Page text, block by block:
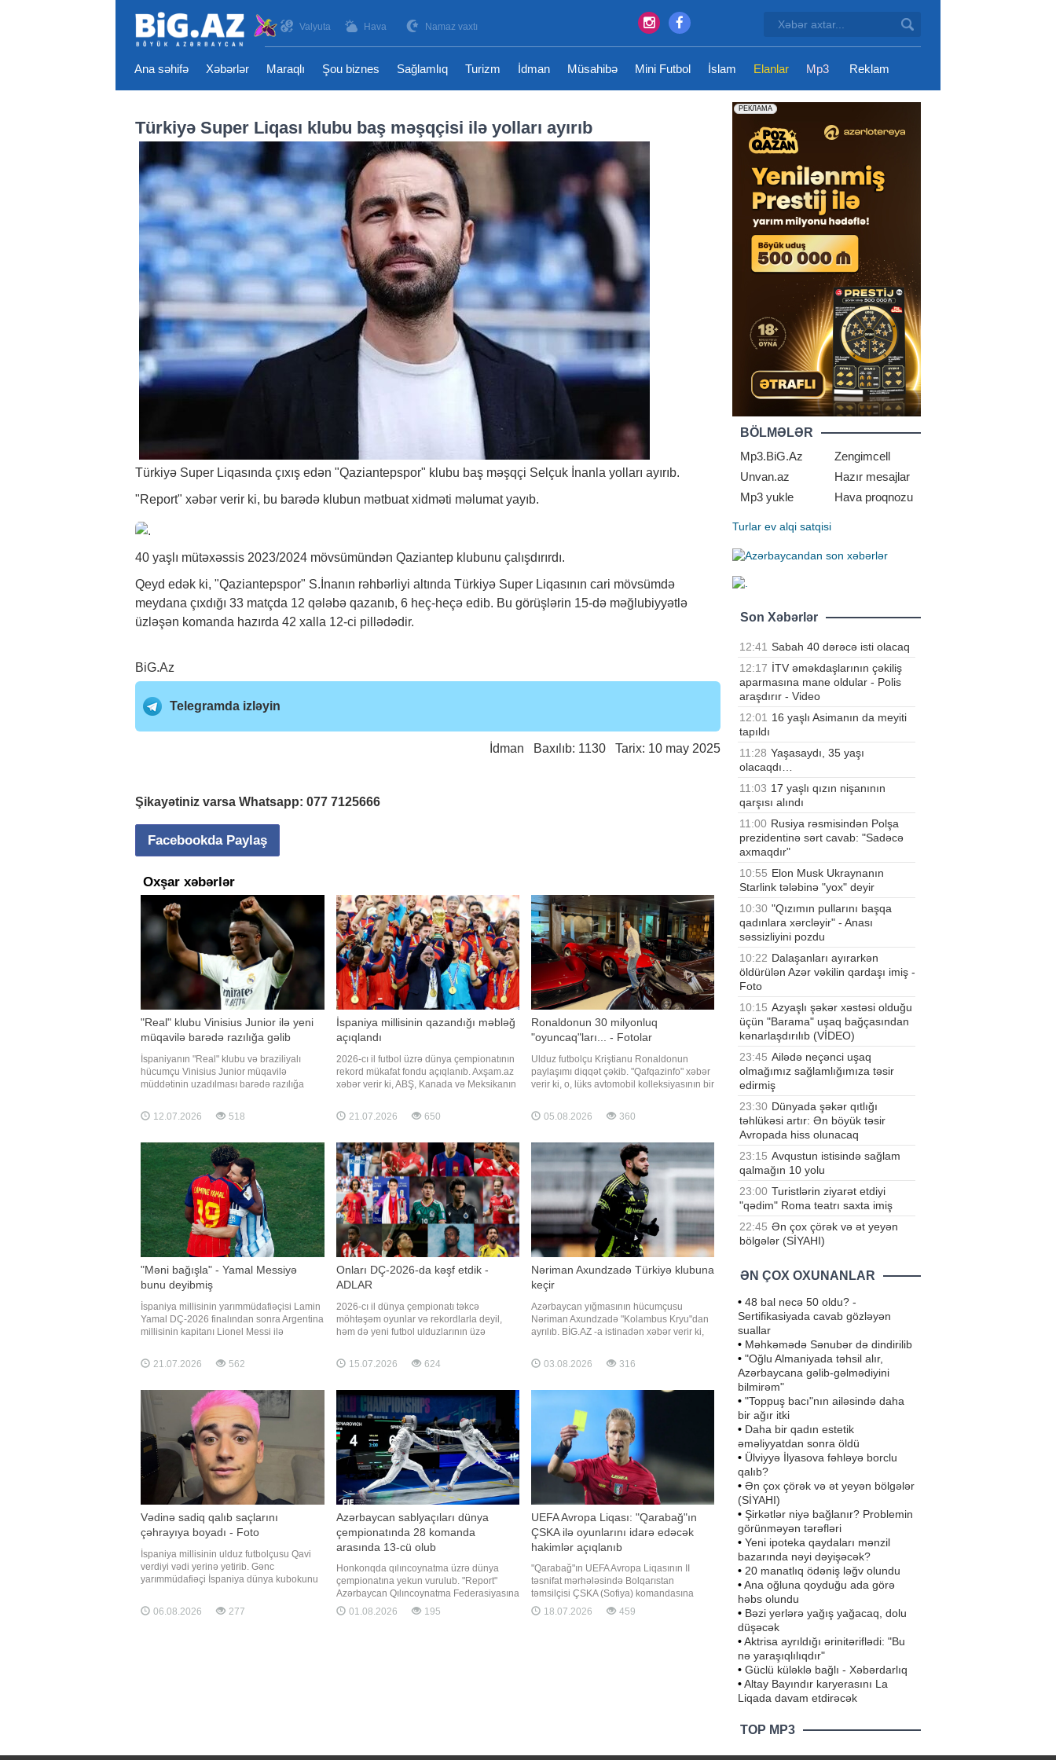
Valyuta Hava Namaz vaxtı
Ana səhifə Xəbərlər Maraqlı Şou biznes Sağlamlıq Turizm İdman Müsahibə Mini Futbol İslam Elanlar Mp3 Reklam
Türkiyə Super Liqası klubu baş məşqçisi ilə yolları ayırıb
Türkiyə Super Liqasında çıxış edən "Qaziantepspor" klubu baş məşqçi Selçuk İnanla yolları ayırıb.
"Report" xəbər verir ki, bu barədə klubun mətbuat xidməti məlumat yayıb.
40 yaşlı mütəxəssis 2023/2024 mövsümündən Qaziantep klubunu çalışdırırdı.
Qeyd edək ki, "Qaziantepspor" S.İnanın rəhbərliyi altında Türkiyə Super Liqasının cari mövsümdə
meydana çıxdığı 33 matçda 12 qələbə qazanıb, 6 heç-heçə edib. Bu görüşlərin 15-də məğlubiyyətlə
üzləşən komanda hazırda 42 xalla 12-ci pillədədir.
BiG.Az
Telegramda izləyin
İdman Baxılıb: 1130 Tarix: 10 may 2025
Şikayətiniz varsa Whatsapp: 077 7125666
Facebookda Paylaş
Oxşar xəbərlər
"Real" klubu Vinisius Junior ilə yeni
müqavilə barədə razılığa gəlib
İspaniyanın "Real" klubu və braziliyalı
hücumçu Vinisius Junior müqavilə
müddətinin uzadılması barədə razılığa
"Madrid Zone" məlumat yayıb. Müqavilənin
imzalanması üçün rəsmi görüşün iyulun
12.07.2026 518
İspaniya millisinin qazandığı məbləğ
açıqlandı
2026-cı il futbol üzrə dünya çempionatının
rekord mükafat fondu açıqlanıb. Axşam.az
xəbər verir ki, ABŞ, Kanada və Meksikanın
mükafat fondu tarixdə ilk dəfə 871 milyon
dollar təşkil edib. Turnirin qalibi olan
məbləğdə pu
21.07.2026 650
Ronaldonun 30 milyonluq
"oyuncaq"ları... - Fotolar
Ulduz futbolçu Kriştianu Ronaldonun
paylaşımı diqqət çəkib. "Qafqazinfo" xəbər
verir ki, o, lüks avtomobil kolleksiyasının bir
paylaşıb. Paylaşıma qısa müddət ərzində
11 milyondan çox bəyənmə, 200 minə
05.08.2026 360
"Məni bağışla" - Yamal Messiyə
bunu deyibmiş
İspaniya millisinin yarımmüdafiəçisi Lamin
Yamal DÇ-2026 finalından sonra Argentina
millisinin kapitanı Lionel Messi ilə
"Qafqazinfo" xarici KİV-ə istinadən xəbər
verir ki, Yamal Messidən bağışlanmasını
21.07.2026 562
Onları DÇ-2026-da kəşf etdik -
ADLAR
2026-cı il dünya çempionatı təkcə
möhtəşəm oyunlar və rekordlarla deyil,
həm də yeni futbol ulduzlarının üzə
gözlənilməz performans sərgiləyən bir sıra
futbolçular həm komandalarının uğurunda
klublarının diqqət mərkəzinə düşdü
15.07.2026 624
Nəriman Axundzadə Türkiyə klubuna
keçir
Azərbaycan yığmasının hücumçusu
Nəriman Axundzadə "Kolambus Kryu"dan
ayrılıb. BİG.AZ -a istinadən xəbər verir ki,
davam etdirəcək. O, gələn mövsümdən
Super Liqada mübarizə aparacaq
03.08.2026 316
Vədinə sadiq qalıb saçlarını
çəhrayıya boyadı - Foto
İspaniya millisinin ulduz futbolçusu Qavi
verdiyi vədi yerinə yetirib. Gənc
yarımmüdafiəçi İspaniya dünya kubokunu
boyayacağını açıqlamışdı və
çempionluqdan sonra bu addımı atıb.
06.08.2026 277
Azərbaycan sablyaçıları dünya
çempionatında 28 komanda
arasında 13-cü olub
Honkonqda qılıncoynatma üzrə dünya
çempionatına yekun vurulub. "Report"
Azərbaycan Qılıncoynatma Federasiyasına
istinadən xəbər verir ki, Anna Başta, Palina
Kaspiaroviç, Səbinə Kərimova və Zərifə
01.08.2026 195
UEFA Avropa Liqası: "Qarabağ"ın
ÇSKA ilə oyunlarını idarə edəcək
hakimlər açıqlanıb
"Qarabağ"ın UEFA Avropa Liqasının II
təsnifat mərhələsində Bolqarıstan
təmsilçisi ÇSKA (Sofiya) komandasına
qarşı keçirəcəyi hər iki oyunun hakim
təyinatları müəyyənləşib. "Report"un
18.07.2026 459
BÖLMƏLƏR
Mp3.BiG.Az
Zengimcell
Unvan.az
Hazır mesajlar
Mp3 yukle
Hava proqnozu
Turlar ev alqi satqisi
Son Xəbərlər
12:41 Sabah 40 dərəcə isti olacaq
12:17 İTV əməkdaşlarının çəkiliş
aparmasına mane oldular - Polis
araşdırır - Video
12:01 16 yaşlı Asimanın da meyiti
tapıldı
11:28 Yaşasaydı, 35 yaşı
olacaqdı…
11:03 17 yaşlı qızın nişanının
qarşısı alındı
11:00 Rusiya rəsmisindən Polşa
prezidentinə sərt cavab: "Sadəcə
axmaqdır"
10:55 Elon Musk Ukraynanın
Starlink tələbinə "yox" deyir
10:30 "Qızımın pullarını başqa
qadınlara xərcləyir" - Anası
səssizliyini pozdu
10:22 Dalaşanları ayırarkən
öldürülən Azər vəkilin qardaşı imiş -
Foto
10:15 Azyaşlı şəkər xəstəsi olduğu
üçün "Barama" uşaq bağçasından
kənarlaşdırılıb (VİDEO)
23:45 Ailədə neçənci uşaq
olmağımız sağlamlığımıza təsir
edirmiş
23:30 Dünyada şəkər qıtlığı
təhlükəsi artır: Ən böyük təsir
Avropada hiss olunacaq
23:15 Avqustun istisində sağlam
qalmağın 10 yolu
23:00 Turistlərin ziyarət etdiyi
"qədim" Roma teatrı saxta imiş
22:45 Ən çox çörək və ət yeyən
bölgələr (SİYAHI)
ƏN ÇOX OXUNANLAR
• 48 bal necə 50 oldu? -
Sertifikasiyada cavab gözləyən
suallar
• Məhkəmədə Sənubər də dindirilib
• "Oğlu Almaniyada təhsil alır,
Azərbaycana gəlib-gəlmədiyini
bilmirəm"
• "Toppuş bacı"nın ailəsində daha
bir ağır itki
• Daha bir qadın estetik
əməliyyatdan sonra öldü
• Ülviyyə İlyasova fəhləyə borclu
qalıb?
• Ən çox çörək və ət yeyən bölgələr
(SİYAHI)
• Şirkətlər niyə bağlanır? Problemin
görünməyən tərəfləri
• Yeni ipoteka qaydaları mənzil
bazarında nəyi dəyişəcək?
• 20 manatlıq ödəniş ləğv olundu
•Ana oğluna qoyduğu ada görə
həbs olundu
• Bəzi yerlərə yağış yağacaq, dolu
düşəcək
•Aktrisa ayrıldığı ərinitəriflədi: "Bu
nə yaraşıqlılıqdır"
• Güclü küləklə bağlı - Xəbərdarlıq
•Altay Bayındır karyerasını La
Liqada davam etdirəcək
TOP MP3